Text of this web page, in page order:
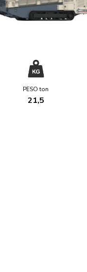
PESO ton
21,5